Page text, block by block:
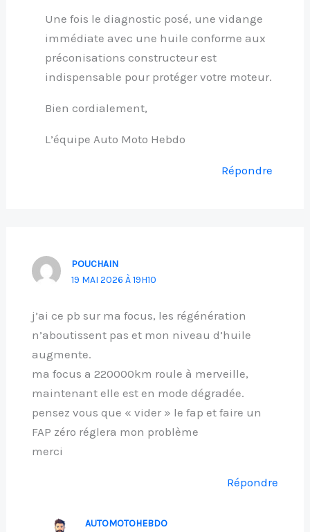
Une fois le diagnostic posé, une vidange
immédiate avec une huile conforme aux
préconisations constructeur est
indispensable pour protéger votre moteur.
Bien cordialement,
L’équipe Auto Moto Hebdo
Répondre
POUCHAIN
19 MAI 2026 À 19H10
j’ai ce pb sur ma focus, les régénération
n’aboutissent pas et mon niveau d’huile
augmente.
ma focus a 220000km roule à merveille,
maintenant elle est en mode dégradée.
pensez vous que « vider » le fap et faire un
FAP zéro réglera mon problème
merci
Répondre
AUTOMOTOHEBDO